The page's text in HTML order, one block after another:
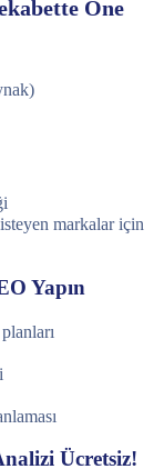
Öne
markalar için
Yapın
Ücretsiz!